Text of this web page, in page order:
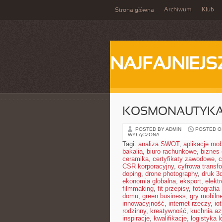
Strona główna Archiwum Klub
POSTED BY ADMIN POSTED
WYŁĄCZONA
Tagi: analiza SWOT, aplikacje
bakalia, biuro rachunkowe, biznes
ceramika, certyfikaty zawodowe,
CSR korporacyjny, cyfrowa
doping, drone photography, druk 3d
ekonomia globalna, eksport,
filmmaking, fit przepisy, fotografia
domu, green business, gry
innowacyjność, internet rzeczy, iot
rodzinny, kreatywność, kuchnia
inspiracje, kwalifikacje, logistyka